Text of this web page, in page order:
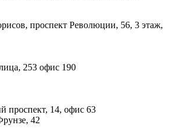
проспект Революции, 56, 3 этаж,
253 офис 190
проспект, 14, офис 63
42